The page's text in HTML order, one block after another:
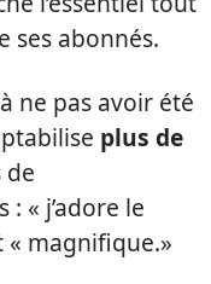
ses abonnés.
ne pas avoir été
plus de
de
« j’adore le
« magnifique.»